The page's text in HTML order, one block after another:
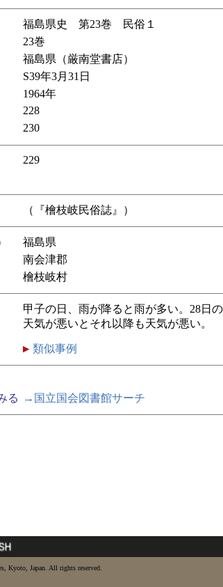
福島県史 第23巻 民俗１
23巻
福島県（厳南堂書店）
S39年3月31日
1964年
228
230
229
（『檜枝岐民俗誌』）
福島県
南会津郡
檜枝岐村
甲子の日、雨が降ると雨が多い。28日
天気が悪いとそれ以降も天気が悪い。
類似事例
る
→国立国会図書館サーチ
Kyoto, Japan. All rights reserved.